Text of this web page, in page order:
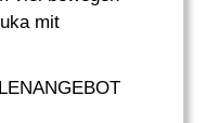
mit